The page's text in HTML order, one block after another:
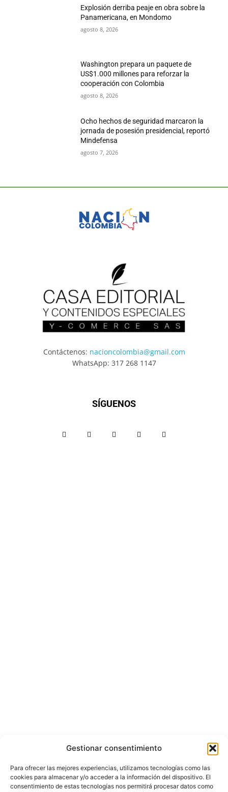
Gestionar consentimiento
Para ofrecer las mejores experiencias, utilizamos tecnologías como las
cookies para almacenar y/o acceder a la información del dispositivo. El
consentimiento de estas tecnologías nos permitirá procesar datos como
Explosión derriba peaje en obra sobre la
Panamericana, en Mondomo
agosto 8, 2026
Washington prepara un paquete de
US$1.000 millones para reforzar la
cooperación con Colombia
agosto 8, 2026
Ocho hechos de seguridad marcaron la
jornada de posesión presidencial, reportó
Mindefensa
agosto 7, 2026
Contáctenos: nacioncolombia@gmail.com
WhatsApp: 317 268 1147
SÍGUENOS